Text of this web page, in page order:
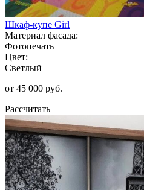
Шкаф-купе Girl
Материал фасада:
Фотопечать
Цвет:
Светлый
от 45 000 руб.
Рассчитать